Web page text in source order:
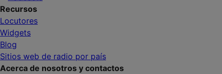
Recursos
Locutores
Widgets
Blog
Sitios web de radio por país
Acerca de nosotros y contactos